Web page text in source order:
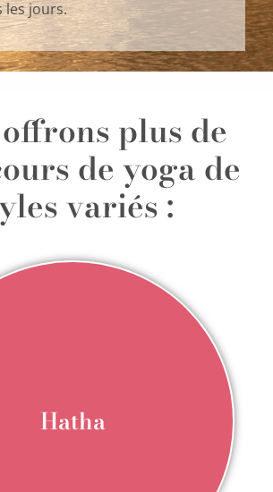
les jours.
plus de
de yoga de
variés :
Hatha